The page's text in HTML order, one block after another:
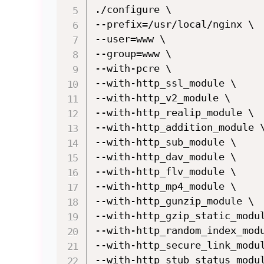
./configure \
--prefix=/usr/local/nginx \
--user=www \
--group=www \
--with-pcre \
--with-http_ssl_module \
--with-http_v2_module \
--with-http_realip_module \
--with-http_addition_module \
--with-http_sub_module \
--with-http_dav_module \
--with-http_flv_module \
--with-http_mp4_module \
--with-http_gunzip_module \
--with-
--with-
--with-
--with-